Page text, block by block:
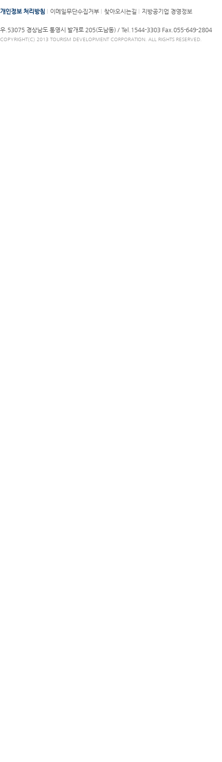
개인정보 처리방침 이메일무단수집거부 찾아오시는길 지방공기업 경영정보
우.53075 경상남도 통영시 발개로 205(도남동) / Tel.1544-3303 Fax.055-649-2804
COPYRIGHT(C) 2013 TOURISM DEVELOPMENT CORPORATION. ALL RIGHTS RESERVED.